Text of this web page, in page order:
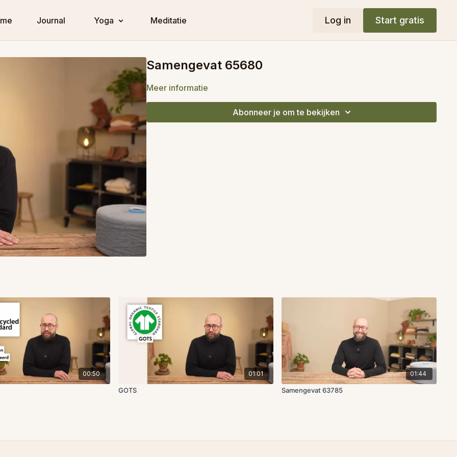
Journal Yoga Meditatie Log in Start gratis
Samengevat 65680
Meer informatie
Abonneer je om te bekijken
00:50 01:01
GOTS
01:44
Samengevat 63785